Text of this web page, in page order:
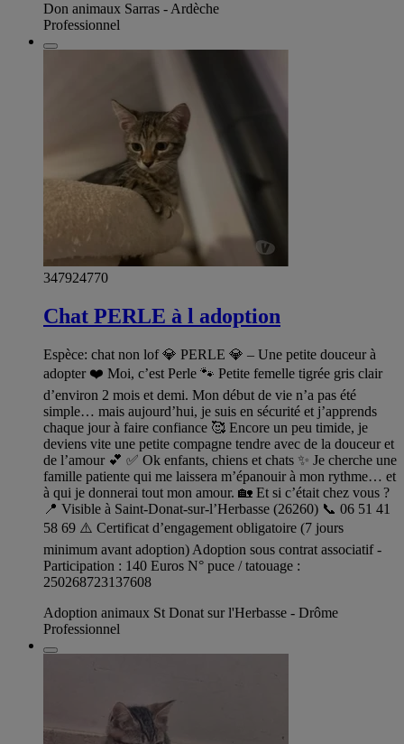
Don animaux Sarras - Ardèche
Professionnel
347924770
Chat PERLE à l adoption
Espèce: chat non lof 💎 PERLE 💎 – Une petite douceur à
adopter ❤️ Moi, c’est Perle 🐾 Petite femelle tigrée gris clair
d’environ 2 mois et demi. Mon début de vie n’a pas été
simple… mais aujourd’hui, je suis en sécurité et j’apprends
chaque jour à faire confiance 🥰 Encore un peu timide, je
deviens vite une petite compagne tendre avec de la douceur et
de l’amour 💕 ✅ Ok enfants, chiens et chats ✨ Je cherche une
famille patiente qui me laissera m’épanouir à mon rythme… et
à qui je donnerai tout mon amour. 🏡 Et si c’était chez vous ?
📍 Visible à Saint-Donat-sur-l’Herbasse (26260) 📞 06 51 41
58 69 ⚠️ Certificat d’engagement obligatoire (7 jours
minimum avant adoption) Adoption sous contrat associatif -
Participation : 140 Euros N° puce / tatouage :
250268723137608
Adoption animaux St Donat sur l'Herbasse - Drôme
Professionnel